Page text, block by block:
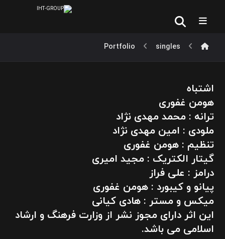
Portfolio singles
اشتباه
هومن غفوری
ترانه : محمد مهدی نژاد
ملودی : امین مهدی نژاد
تنظیم : هومن غفوری
گیتار الکتریک : مجید امیری
درامز : علی فراز
پیانو و کیبورد : هومن غفوری
میکس و مستر : هادی کیانی
این اثر دارای مجوز نشر از وزارت فرهنگ و ارشاد
اسلامی می باشد.